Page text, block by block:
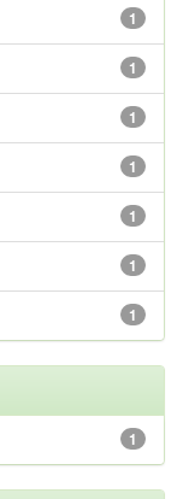
1
1
1
1
1
1
1
1